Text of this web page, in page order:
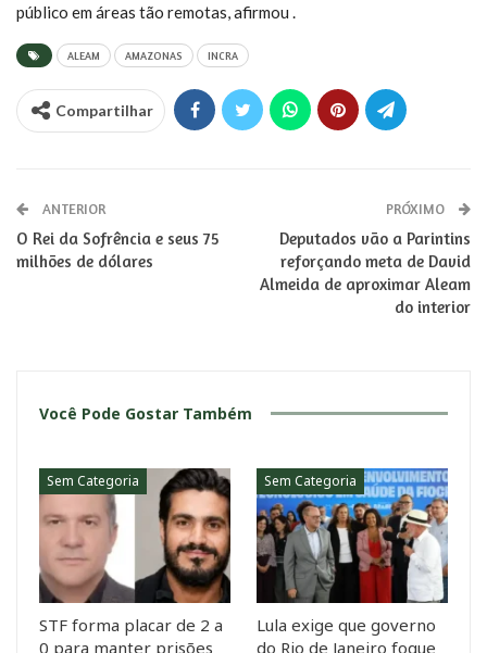
público em áreas tão remotas, afirmou .
ALEAM AMAZONAS INCRA
Compartilhar
ANTERIOR
O Rei da Sofrência e seus 75
milhões de dólares
PRÓXIMO
Deputados vão a Parintins
reforçando meta de David
Almeida de aproximar Aleam
do interior
Você Pode Gostar Também
Sem Categoria
STF forma placar de 2 a
0 para manter prisões
Sem Categoria
Lula exige que governo
do Rio de Janeiro foque